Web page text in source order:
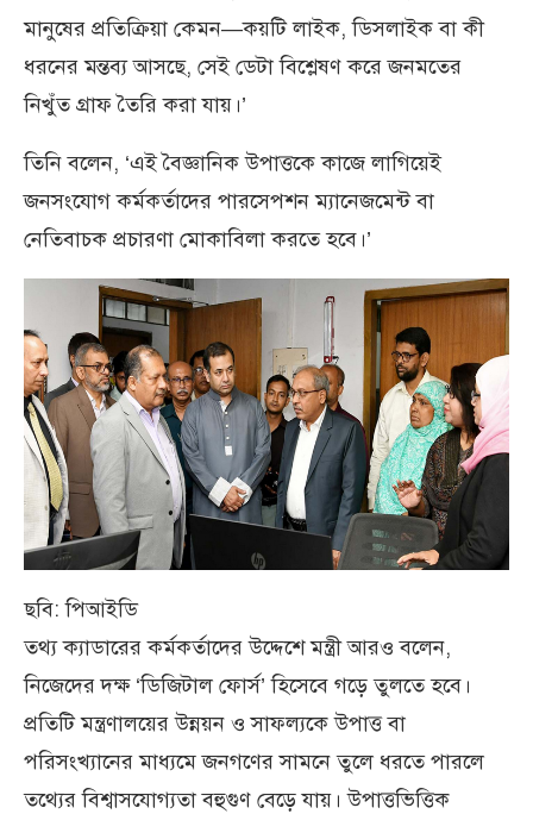
মানুষের প্রতিক্রিয়া কেমন—কয়টি লাইক, ডিসলাইক বা কী
ধরনের মন্তব্য আসছে, সেই ডেটা বিশ্লেষণ করে জনমতের
নিখুঁত গ্রাফ তৈরি করা যায়।’
তিনি বলেন, ‘এই বৈজ্ঞানিক উপাত্তকে কাজে লাগিয়েই
জনসংযোগ কর্মকর্তাদের পারসেপশন ম্যানেজমেন্ট বা
নেতিবাচক প্রচারণা মোকাবিলা করতে হবে।’
ছবি: পিআইডি
তথ্য ক্যাডারের কর্মকর্তাদের উদ্দেশে মন্ত্রী আরও বলেন,
নিজেদের দক্ষ ‘ডিজিটাল ফোর্স’ হিসেবে গড়ে তুলতে হবে।
প্রতিটি মন্ত্রণালয়ের উন্নয়ন ও সাফল্যকে উপাত্ত বা
পরিসংখ্যানের মাধ্যমে জনগণের সামনে তুলে ধরতে পারলে
তথ্যের বিশ্বাসযোগ্যতা বহুগুণ বেড়ে যায়। উপাত্তভিত্তিক